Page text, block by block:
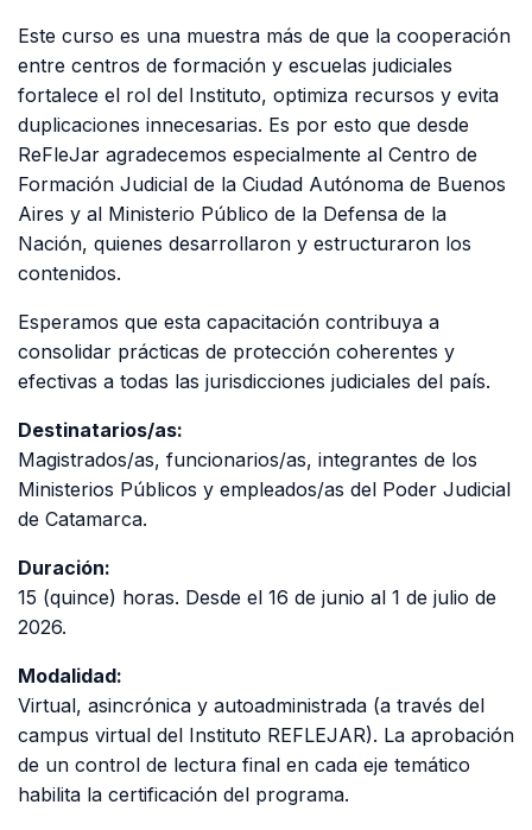
Este curso es una muestra más de que la cooperación
entre centros de formación y escuelas judiciales
fortalece el rol del Instituto, optimiza recursos y evita
duplicaciones innecesarias. Es por esto que desde
ReFleJar agradecemos especialmente al Centro de
Formación Judicial de la Ciudad Autónoma de Buenos
Aires y al Ministerio Público de la Defensa de la
Nación, quienes desarrollaron y estructuraron los
contenidos.
Esperamos que esta capacitación contribuya a
consolidar prácticas de protección coherentes y
efectivas a todas las jurisdicciones judiciales del país.
Destinatarios/as:
Magistrados/as, funcionarios/as, integrantes de los
Ministerios Públicos y empleados/as del Poder Judicial
de Catamarca.
Duración:
15 (quince) horas. Desde el 16 de junio al 1 de julio de
2026.
Modalidad:
Virtual, asincrónica y autoadministrada (a través del
campus virtual del Instituto REFLEJAR). La aprobación
de un control de lectura final en cada eje temático
habilita la certificación del programa.